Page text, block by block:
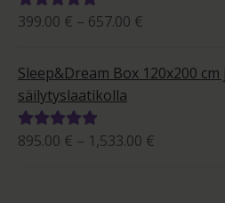
Arvostelu
5.00
/ 5
399.00 € – 657.00 €
-
Sleep&Dream Box 120x200
säilytyslaatikolla
Arvostelu
895.00 € – 1,533.00 €